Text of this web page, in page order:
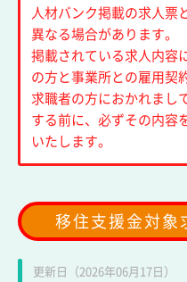
人材バンク掲載の求人票
異なる場合があります。
掲載されている求人内容
の方と事業所との雇用契
求職者の方におかれまし
する前に、必ずその内容
いたします。
移住支援金対象
更新日（2026年06月17日）